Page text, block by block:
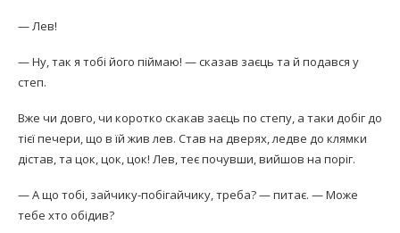
— Лев!
— Ну, так я тобі його піймаю! — сказав заєць та й подався у
степ.
Вже чи довго, чи коротко скакав заєць по степу, а таки добіг до
тієї печери, що в їй жив лев. Став на дверях, ледве до клямки
дістав, та цок, цок, цок! Лев, теє почувши, вийшов на поріг.
— А що тобі, зайчику-побігайчику, треба? — питає. — Може
тебе хто обідив?